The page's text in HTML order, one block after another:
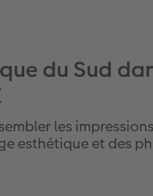
du Sud
les
esthétique et des